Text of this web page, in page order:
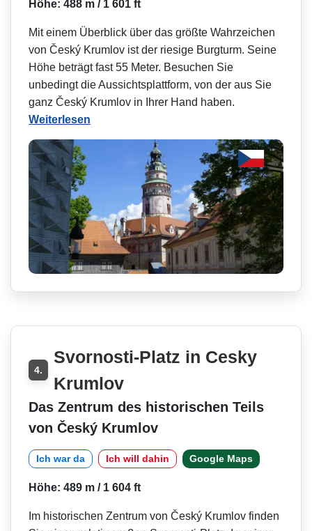
Höhe: 488 m / 1 601 ft
Mit einem Überblick über das größte Wahrzeichen
von Český Krumlov ist der riesige Burgturm. Seine
Höhe beträgt fast 55 Meter. Besuchen Sie
unbedingt die Aussichtsplattform, von der aus Sie
ganz Český Krumlov in Ihrer Hand haben.
Weiterlesen
4.
Svornosti-Platz in Cesky
Krumlov
Das Zentrum des historischen Teils
von Český Krumlov
Ich war da Ich will dahin Google Maps
Höhe: 489 m / 1 604 ft
Im historischen Zentrum von Český Krumlov finden